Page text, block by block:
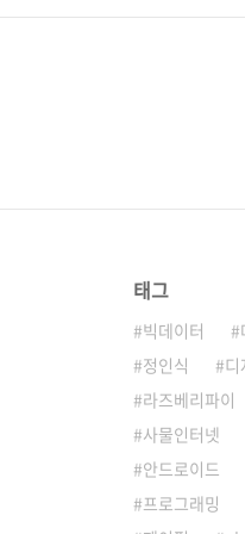
태그
빅데이터
정인식
디
라즈베리파이
사물인터넷
안드로이드
프로그래밍